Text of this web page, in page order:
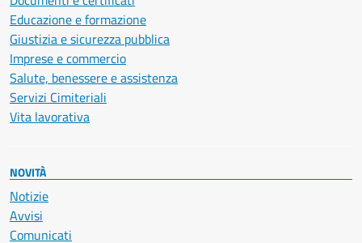
Educazione e formazione
Giustizia e sicurezza pubblica
Imprese e commercio
Salute, benessere e assistenza
Servizi Cimiteriali
Vita lavorativa
NOVITÀ
Notizie
Avvisi
Comunicati